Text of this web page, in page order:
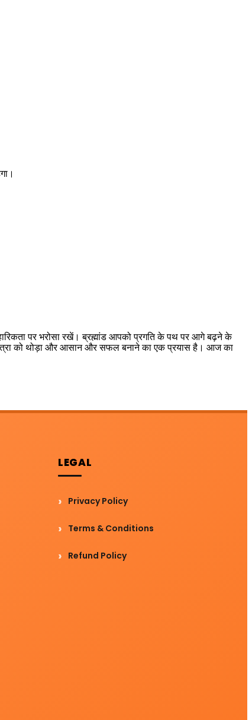
पर भरोसा रखें। ब्रह्मांड आपको प्रगति के पथ पर आगे बढ़ने के
को थोड़ा और आसान और सफल बनाने का एक प्रयास है। आज का
LEGAL
Privacy Policy
Terms & Conditions
Refund Policy